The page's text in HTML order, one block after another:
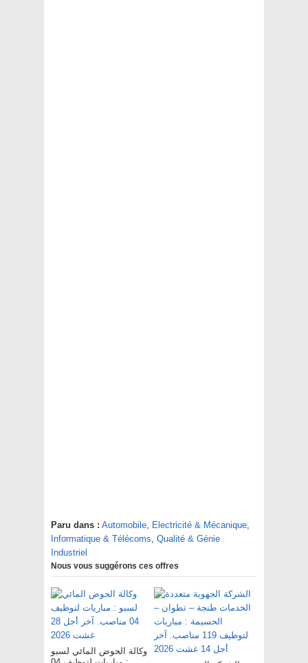
Paru dans : Automobile, Electricité & Mécanique,
Informatique & Télécoms, Qualité & Génie
Industriel
Nous vous suggérons ces offres
وكالة الحوض المائي لسبو